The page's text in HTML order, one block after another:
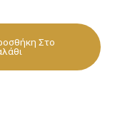
Στο